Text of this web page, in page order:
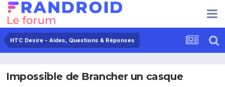
HTC Desire - Aides, Questions & Réponses
Impossible de Brancher un casque